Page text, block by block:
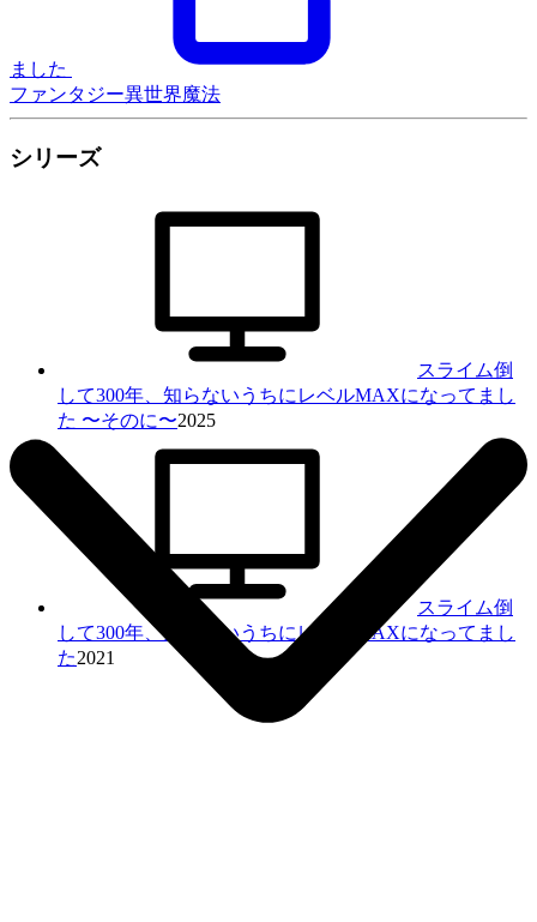
ました
ファンタジー異世界魔法
シリーズ
スライム倒
して300年、知らないうちにレベルMAXになってまし
た 〜そのに〜2025
スライム倒
して300年、知らないうちにレベルMAXになってまし
た2021